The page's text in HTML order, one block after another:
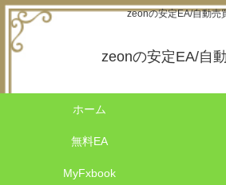
zeonの安定EA/自動売
zeonの安定EA/自
ホーム
無料EA
MyFxbook